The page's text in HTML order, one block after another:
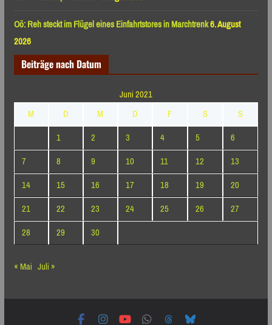
Oö: Reh steckt im Flügel eines Einfahrtstores in Marchtrenk6. August
2026
Beiträge nach Datum
Juni 2021
M
D M D F S
S
1
2 3 4 5
6
7
8 9 10 11 12
13
14
15 16 17 18 19
20
21
22 23 24 25 26
27
28
29
30
« Mai Juli »